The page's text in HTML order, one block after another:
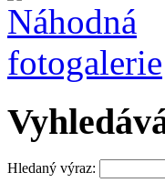
Hledaný výraz: